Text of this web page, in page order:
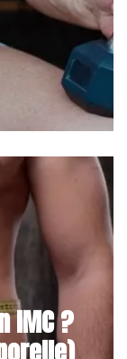
IMC ?